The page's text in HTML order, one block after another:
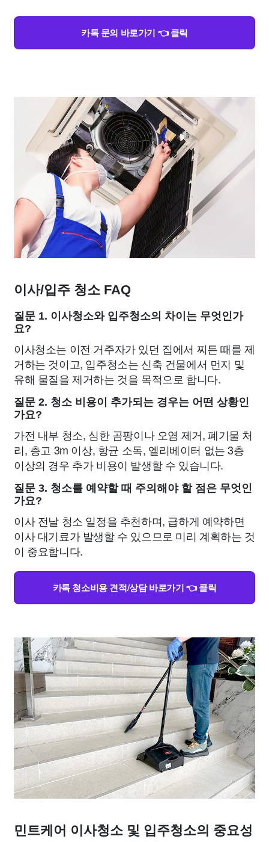
카톡 문의 바로가기 👈 클릭
이사/입주 청소 FAQ
질문 1. 이사청소와 입주청소의 차이는 무엇인가
요?
이사청소는 이전 거주자가 있던 집에서 찌든 때를 제
거하는 것이고, 입주청소는 신축 건물에서 먼지 및
유해 물질을 제거하는 것을 목적으로 합니다.
질문 2. 청소 비용이 추가되는 경우는 어떤 상황인
가요?
가전 내부 청소, 심한 곰팡이나 오염 제거, 폐기물 처
리, 층고 3m 이상, 항균 소독, 엘리베이터 없는 3층
이상의 경우 추가 비용이 발생할 수 있습니다.
질문 3. 청소를 예약할 때 주의해야 할 점은 무엇인
가요?
이사 전날 청소 일정을 추천하며, 급하게 예약하면
이사 대기료가 발생할 수 있으므로 미리 계획하는 것
이 중요합니다.
카톡 청소비용 견적/상담 바로가기 👈 클릭
민트케어 이사청소 및 입주청소의 중요성